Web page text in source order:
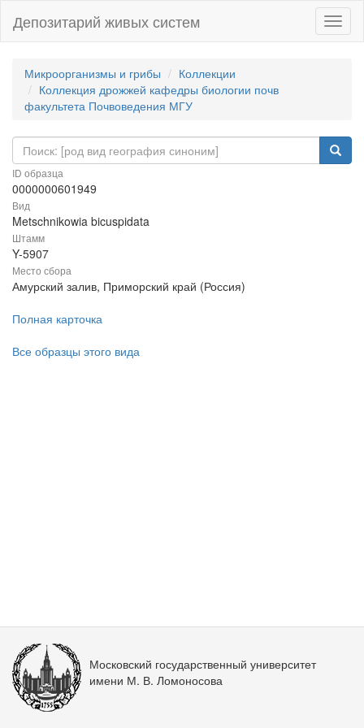
Депозитарий живых систем
Микроорганизмы и грибы
Коллекции
Коллекция дрожжей кафедры биологии почв
факультета Почвоведения МГУ
ID образца
0000000601949
Вид
Metschnikowia bicuspidata
Штамм
Y-5907
Место сбора
Амурский залив, Приморский край (Россия)
Полная карточка
Все образцы этого вида
Московский государственный университет
имени М. В. Ломоносова